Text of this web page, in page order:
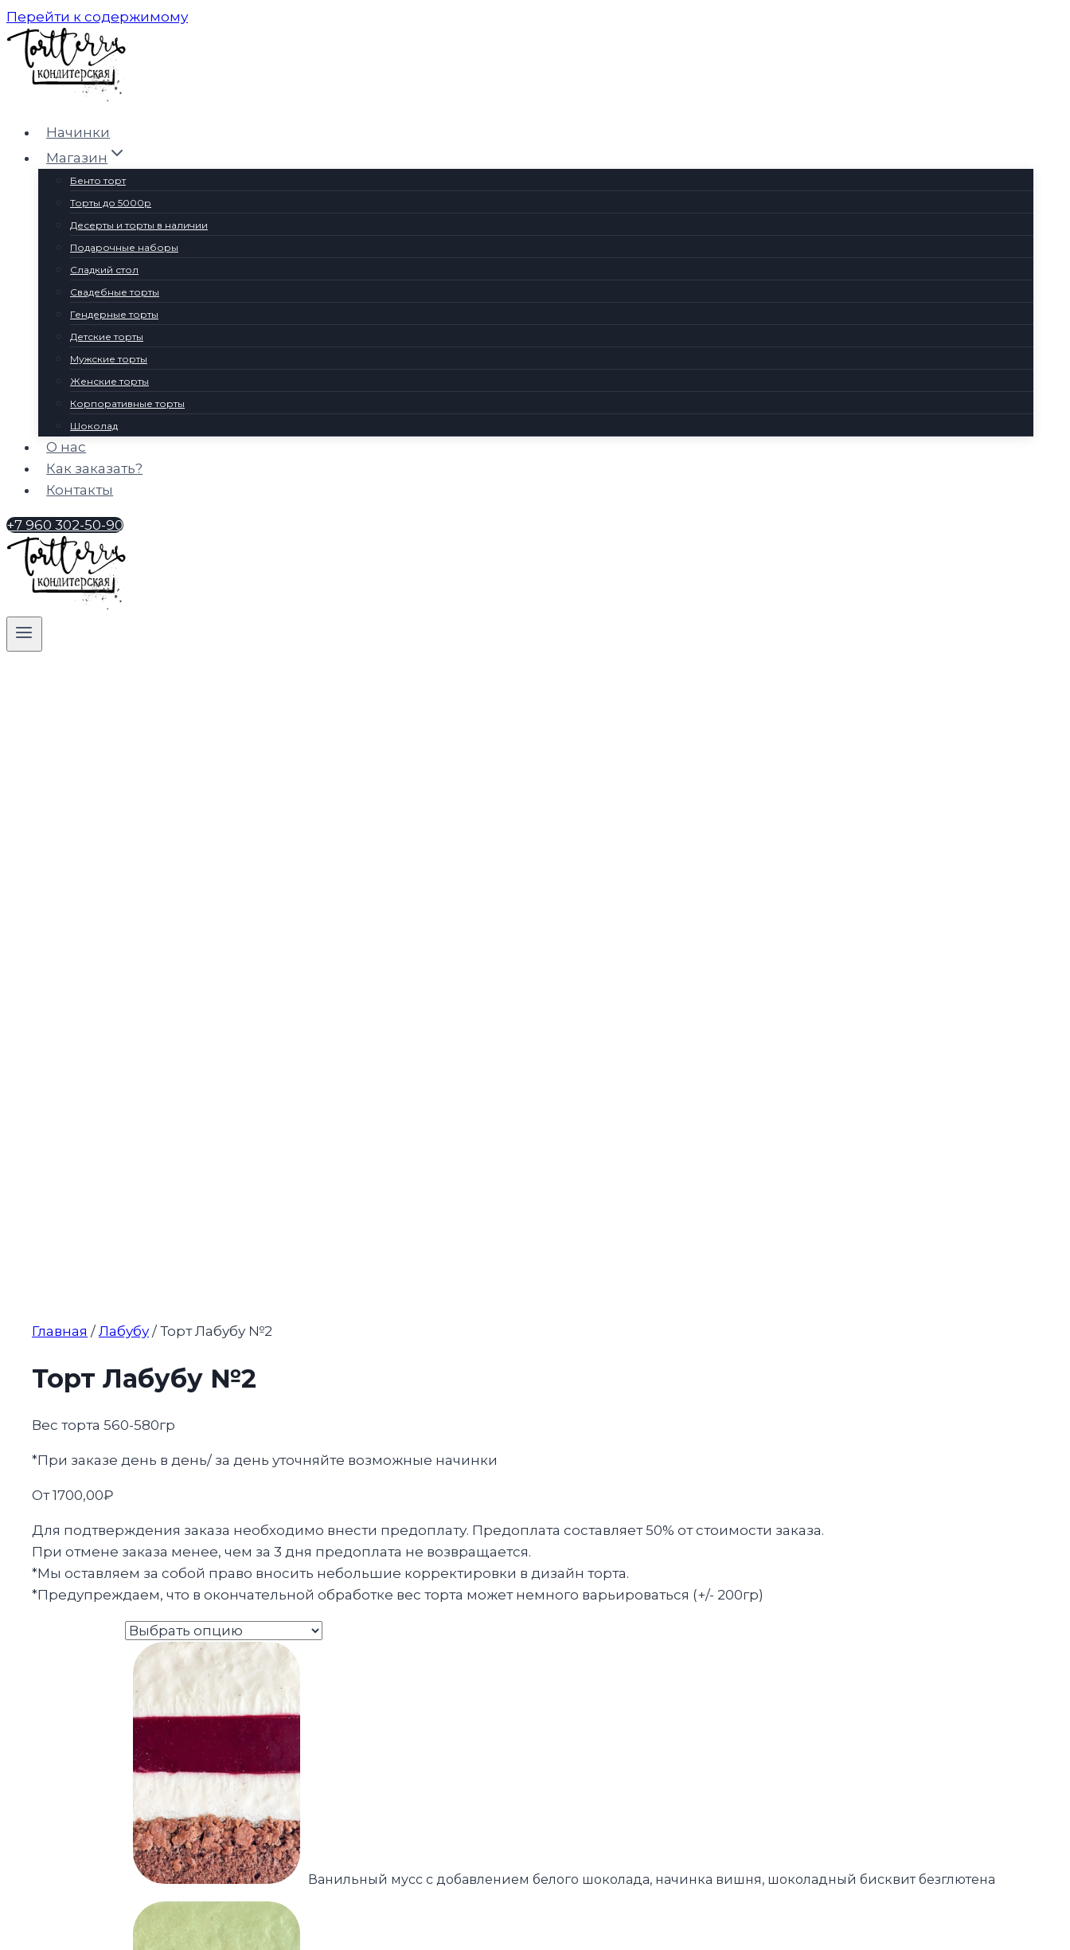
Перейти к содержимому
Начинки
Магазин
Бенто торт
Торты до 5000р
Десерты и торты в наличии
Подарочные наборы
Сладкий стол
Свадебные торты
Гендерные торты
Детские торты
Мужские торты
Женские торты
Корпоративные торты
Шоколад
О нас
Как заказать?
Контакты
+7 960 302-50-90
Главная /Лабубу/ Торт Лабубу №2
Торт Лабубу №2
Вес торта 560-580гр
*При заказе день в день/ за день уточняйте возможные начинки
От1700,00₽
Для подтверждения заказа необходимо внести предоплату. Предоплата составляет 50% от стоимости заказа.
При отмене заказа менее, чем за 3 дня предоплата не возвращается.
*Мы оставляем за собой право вносить небольшие корректировки в дизайн торта.
*Предупреждаем, что в окончательной обработке вес торта может немного варьироваться (+/- 200гр)
Ванильный мусс с добавлением белого шоколада, начинка вишня, шоколадный бисквит безглютена